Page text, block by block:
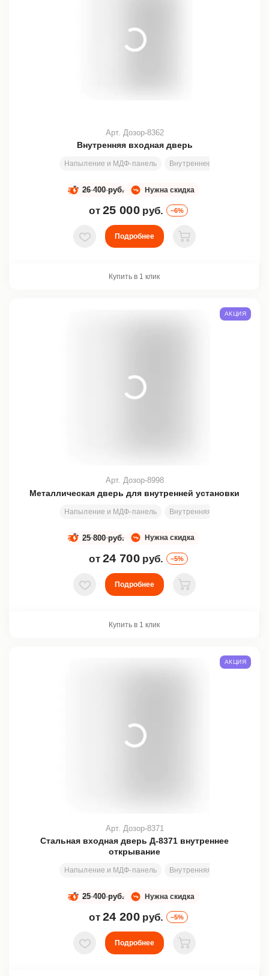
Внутренняя входная дверь
Напыление и МДФ-панель Внутреннее открывание
Арт. Дозор-8362
Нужна скидка
26 400 руб.
от 25 000 руб. –6%
В избранное
Подробнее
В корзину
Купить в 1 клик
Металлическая дверь для внутренней установки
Напыление и МДФ-панель Внутренняя
Арт. Дозор-8998
Нужна скидка
25 800 руб.
от 24 700 руб. –5%
АКЦИЯ
В избранное
Подробнее
В корзину
Купить в 1 клик
Стальная входная дверь Д-8371 внутреннее
открывание
Напыление и МДФ-панель Внутренняя
Арт. Дозор-8371
Нужна скидка
25 400 руб.
от 24 200 руб. –5%
АКЦИЯ
В избранное
Подробнее
В корзину